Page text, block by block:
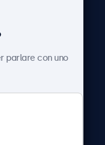
siamo
parlare con uno